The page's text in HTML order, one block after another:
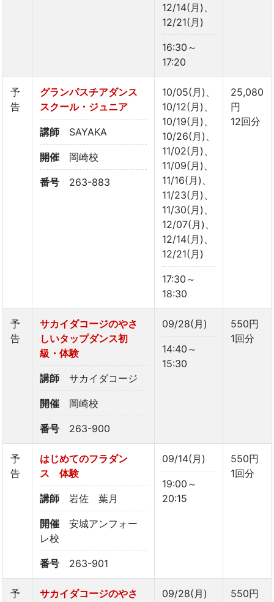
12/14(月)、
12/21(月)
16:30～
17:20
予
告
グランパスチアダンス
スクール・ジュニア
講師 SAYAKA
開催 岡崎校
番号 263-883
10/05(月)、
10/12(月)、
10/19(月)、
10/26(月)、
11/02(月)、
11/09(月)、
11/16(月)、
11/23(月)、
11/30(月)、
12/07(月)、
12/14(月)、
12/21(月)
17:30～
18:30
25,080
円
12回分
予
告
サカイダコージのやさ
しいタップダンス初
級・体験
講師 サカイダコージ
開催 岡崎校
番号 263-900
09/28(月)
14:40～
15:30
550円
1回分
予
告
はじめてのフラダン
ス 体験
講師 岩佐 葉月
開催
安城アンフォー
レ校
番号 263-901
09/14(月)
19:00～
20:15
550円
1回分
予
サカイダコージのやさ
09/28(月)
550円